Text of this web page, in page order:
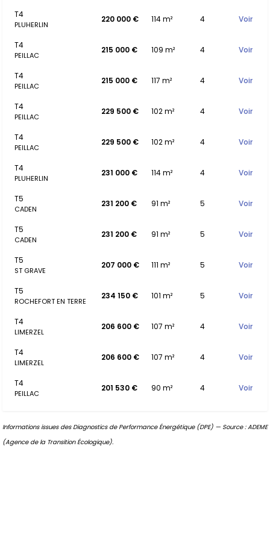
T4
PLUHERLIN
220 000 € 114 m² 4 Voir
T4
PEILLAC
215 000 € 109 m² 4 Voir
T4
PEILLAC
215 000 € 117 m² 4 Voir
T4
PEILLAC
229 500 € 102 m² 4 Voir
T4
PEILLAC
229 500 € 102 m² 4 Voir
T4
PLUHERLIN
231 000 € 114 m² 4 Voir
T5
CADEN
231 200 € 91 m² 5 Voir
T5
CADEN
231 200 € 91 m² 5 Voir
T5
ST GRAVE
207 000 € 111 m² 5 Voir
T5
ROCHEFORT EN TERRE
234 150 € 101 m² 5 Voir
T4
LIMERZEL
206 600 € 107 m² 4 Voir
T4
LIMERZEL
206 600 € 107 m² 4 Voir
T4
PEILLAC
201 530 € 90 m² 4 Voir
Informations issues des Diagnostics de Performance Énergétique (DPE) — Source : ADEME
(Agence de la Transition Écologique).